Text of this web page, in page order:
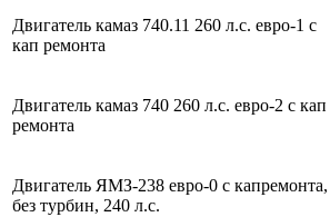
Двигатель камаз 740.11 260 л.с. евро-1 с
кап ремонта
Двигатель камаз 740 260 л.с. евро-2 с кап
ремонта
Двигатель ЯМЗ-238 евро-0 с капремонта,
без турбин, 240 л.с.